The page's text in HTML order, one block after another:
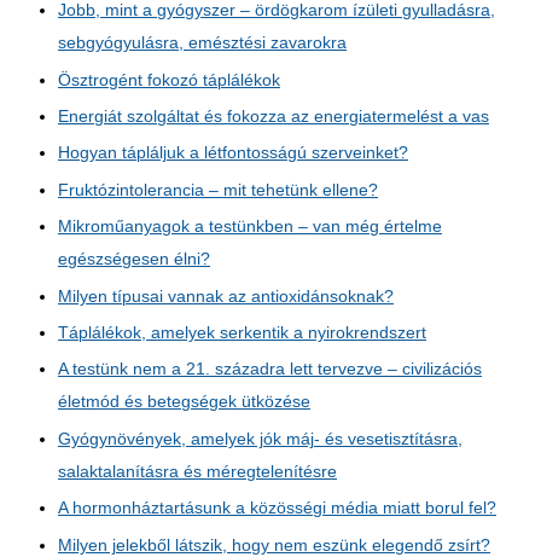
Jobb, mint a gyógyszer – ördögkarom ízületi gyulladásra,
sebgyógyulásra, emésztési zavarokra
Ösztrogént fokozó táplálékok
Energiát szolgáltat és fokozza az energiatermelést a vas
Hogyan tápláljuk a létfontosságú szerveinket?
Fruktózintolerancia – mit tehetünk ellene?
Mikroműanyagok a testünkben – van még értelme
egészségesen élni?
Milyen típusai vannak az antioxidánsoknak?
Táplálékok, amelyek serkentik a nyirokrendszert
A testünk nem a 21. századra lett tervezve – civilizációs
életmód és betegségek ütközése
Gyógynövények, amelyek jók máj- és vesetisztításra,
salaktalanításra és méregtelenítésre
A hormonháztartásunk a közösségi média miatt borul fel?
Milyen jelekből látszik, hogy nem eszünk elegendő zsírt?